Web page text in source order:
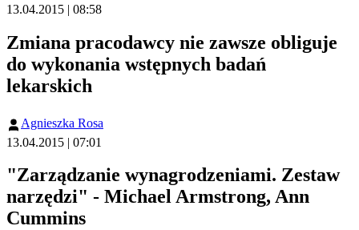
13.04.2015 | 08:58
Zmiana pracodawcy nie zawsze obliguje
do wykonania wstępnych badań
lekarskich
Agnieszka Rosa
13.04.2015 | 07:01
"Zarządzanie wynagrodzeniami. Zestaw
narzędzi" - Michael Armstrong, Ann
Cummins